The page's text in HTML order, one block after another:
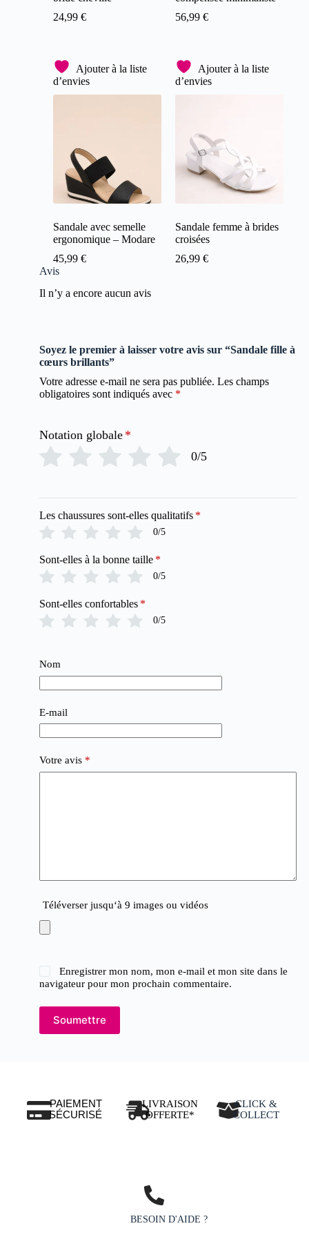
24,99 €
56,99 €
Ajouter à la liste
d’envies
Sandale avec semelle
ergonomique – Modare
45,99 €
Ajouter à la liste
d’envies
Sandale femme à brides
croisées
26,99 €
Avis
Il n’y a encore aucun avis
Soyez le premier à laisser votre avis sur “Sandale fille à
cœurs brillants”
Votre adresse e-mail ne sera pas publiée. Les champs
obligatoires sont indiqués avec *
Notation globale *
0/5
Les chaussures sont-elles qualitatifs *
0/5
Sont-elles à la bonne taille *
0/5
Sont-elles confortables *
0/5
Nom
E-mail
Votre avis *
Téléverser jusqu‘à 9 images ou vidéos
Enregistrer mon nom, mon e-mail et mon site dans le
navigateur pour mon prochain commentaire.
Soumettre
PAIEMENT
SÉCURISÉ
LIVRAISON
OFFERTE*
CLICK &
COLLECT
BESOIN D'AIDE ?